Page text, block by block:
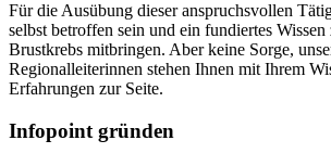
Für die Ausübung dieser anspruchsvollen
selbst betroffen sein und ein fundiertes Wissen
Brustkrebs mitbringen. Aber keine Sorge,
Regionalleiterinnen stehen Ihnen mit Ihrem
Erfahrungen zur Seite.
Infopoint gründen